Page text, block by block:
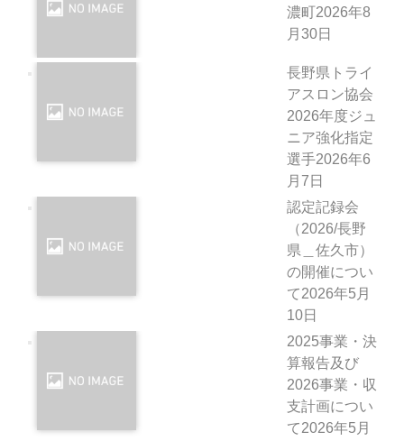
濃町 2026年8
月30日
長野県トライ
アスロン協会
2026年度ジュ
ニア強化指定
選手2026年6
月7日
認定記録会
（2026/長野
県＿佐久市）
の開催につい
て2026年5月
10日
2025事業・決
算報告及び
2026事業・収
支計画につい
て2026年5月